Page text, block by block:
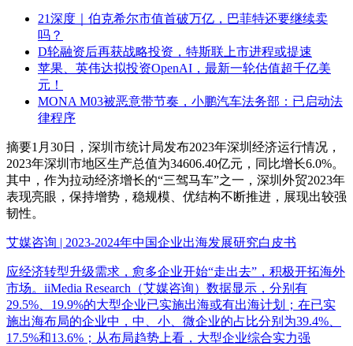
21深度｜伯克希尔市值首破万亿，巴菲特还要继续卖
吗？
D轮融资后再获战略投资，特斯联上市进程或提速
苹果、英伟达拟投资OpenAI，最新一轮估值超千亿美
元！
MONA M03被恶意带节奏，小鹏汽车法务部：已启动法
律程序
摘要1月30日，深圳市统计局发布2023年深圳经济运行情况，
2023年深圳市地区生产总值为34606.40亿元，同比增长6.0%。
其中，作为拉动经济增长的“三驾马车”之一，深圳外贸2023年
表现亮眼，保持增势，稳规模、优结构不断推进，展现出较强
韧性。
艾媒咨询 | 2023-2024年中国企业出海发展研究白皮书
应经济转型升级需求，愈多企业开始“走出去”，积极开拓海外
市场。iiMedia Research（艾媒咨询）数据显示，分别有
29.5%、19.9%的大型企业已实施出海或有出海计划；在已实
施出海布局的企业中，中、小、微企业的占比分别为39.4%、
17.5%和13.6%；从布局趋势上看，大型企业综合实力强